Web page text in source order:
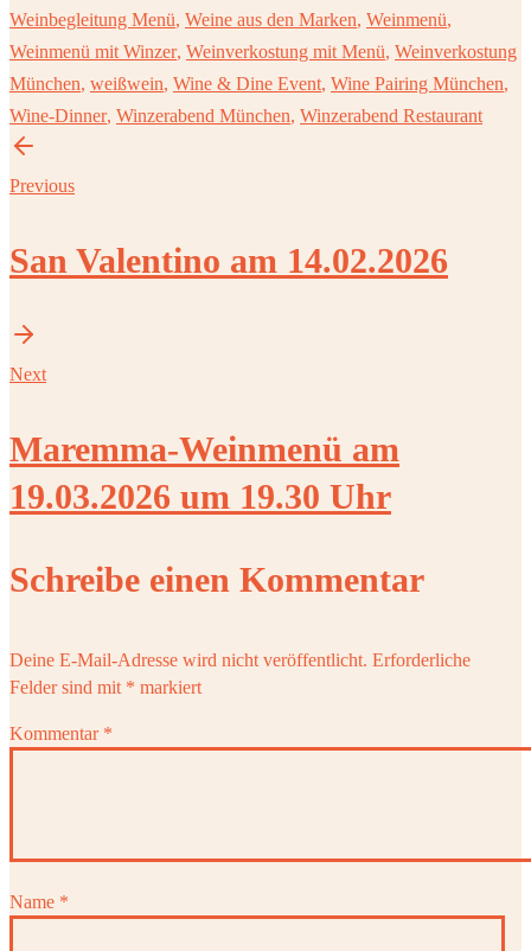
Weinbegleitung Menü, Weine aus den Marken, Weinmenü,
Weinmenü mit Winzer, Weinverkostung mit Menü, Weinverkostung
München, weißwein, Wine & Dine Event, Wine Pairing München,
Wine-Dinner, Winzerabend München, Winzerabend Restaurant
Previous
San Valentino am 14.02.2026
Next
Maremma-Weinmenü am
19.03.2026 um 19.30 Uhr
Schreibe einen Kommentar
Deine E-Mail-Adresse wird nicht veröffentlicht. Erforderliche
Felder sind mit * markiert
Kommentar *
Name *